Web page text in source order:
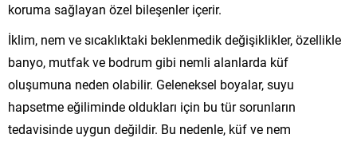
koruma sağlayan özel bileşenler içerir.
İklim, nem ve sıcaklıktaki beklenmedik değişiklikler, özellikle
banyo, mutfak ve bodrum gibi nemli alanlarda küf
oluşumuna neden olabilir. Geleneksel boyalar, suyu
hapsetme eğiliminde oldukları için bu tür sorunların
tedavisinde uygun değildir. Bu nedenle, küf ve nem